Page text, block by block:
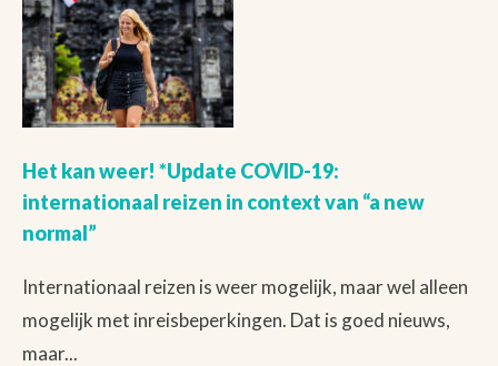
Het kan weer! *Update COVID-19:
internationaal reizen in context van “a new
normal”
Internationaal reizen is weer mogelijk, maar wel alleen
mogelijk met inreisbeperkingen. Dat is goed nieuws,
maar...